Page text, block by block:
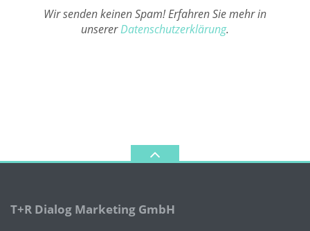
Wir senden keinen Spam! Erfahren Sie mehr in
unsererDatenschutzerklärung.
T+R Dialog Marketing GmbH